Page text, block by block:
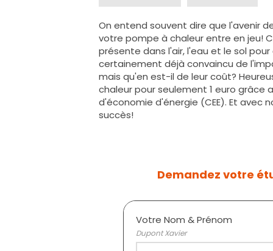
On entend souvent dire que l'avenir
votre pompe à chaleur entre en jeu!
présente dans l'air, l'eau et le sol
certainement déjà convaincu de
mais qu'en est-il de leur coût?
chaleur pour seulement 1 euro grâce
d'économie d'énergie (CEE). Et avec
succès!
Demandez votre
Votre Nom & Prénom
Dupont Xavier